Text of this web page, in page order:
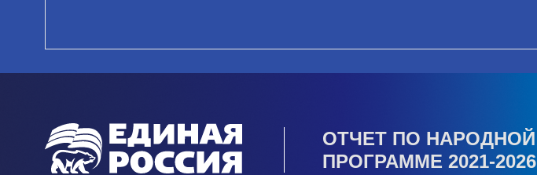
ОТЧЕТ ПО НАРОДНОЙ
ПРОГРАММЕ 2021-2026